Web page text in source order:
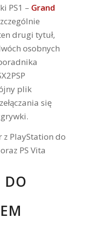
PS1 – Grand
drugi tytuł,
osobnych
plik
się
DO